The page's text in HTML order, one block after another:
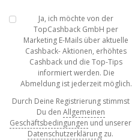
Ja, ich möchte von der
TopCashback GmbH per
Marketing E-Mails über aktuelle
Cashback- Aktionen, erhöhtes
Cashback und die Top-Tips
informiert werden. Die
Abmeldung ist jederzeit möglich.
Durch Deine Registrierung stimmst
Du den Allgemeinen
Geschäftsbedingungen und unserer
Datenschutzerklärung zu.